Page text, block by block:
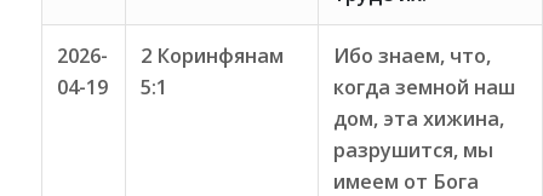
2026-
04-19
2 Коринфянам
5:1
Ибо знаем, что,
когда земной наш
дом, эта хижина,
разрушится, мы
имеем от Бога